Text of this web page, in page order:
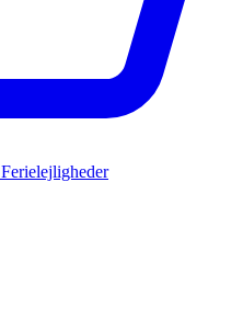
Ferielejligheder